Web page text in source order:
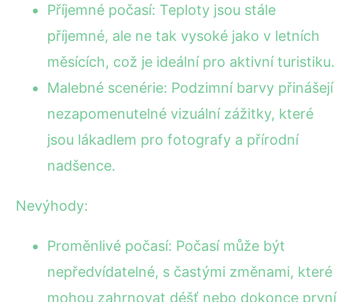
Příjemné počasí: Teploty jsou stále
příjemné, ale ne tak vysoké jako v letních
měsících, což je ideální pro aktivní turistiku.
Malebné scenérie: Podzimní barvy přinášejí
nezapomenutelné vizuální zážitky, které
jsou lákadlem pro fotografy a přírodní
nadšence.
Nevýhody:
Proměnlivé počasí: Počasí může být
nepředvídatelné, s častými změnami, které
mohou zahrnovat déšť nebo dokonce první